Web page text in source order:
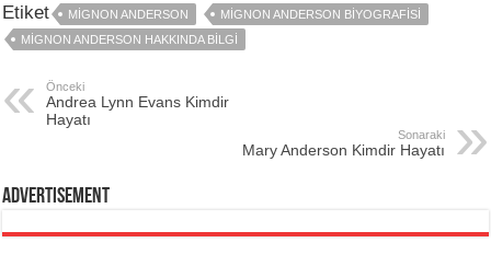
Etiket MIGNON ANDERSON
MIGNON ANDERSON BIYOGRAFISI
MIGNON ANDERSON HAKKINDA BILGI
Önceki
Andrea Lynn Evans Kimdir
Hayatı
Sonaraki
Mary Anderson Kimdir Hayatı
Advertisement